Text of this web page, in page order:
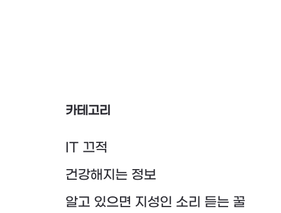
카테고리
IT 끄적
건강해지는 정보
알고 있으면 지성인 소리 듣는 꿀